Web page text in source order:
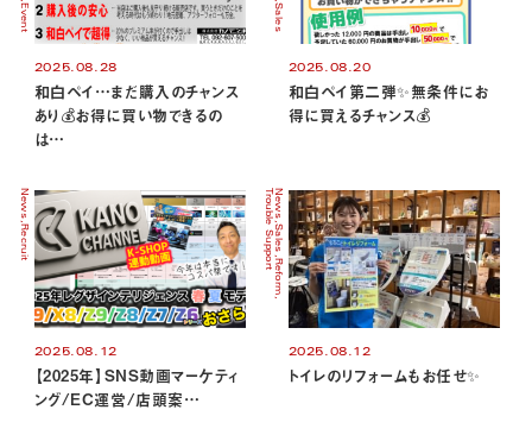
2025.08.28
Event
和白ペイ…まだ購入のチャンス
あり💰お得に買い物できるの
は…
2025.08.20
Sales
和白ペイ第二弾✨無条件にお
得に買えるチャンス💰
2025.08.12
News
Recruit
【2025年】SNS動画マーケティ
ング/EC運営/店頭案…
2025.08.12
News
Sales
Reform
Trouble Support
トイレのリフォームもお任せ✨